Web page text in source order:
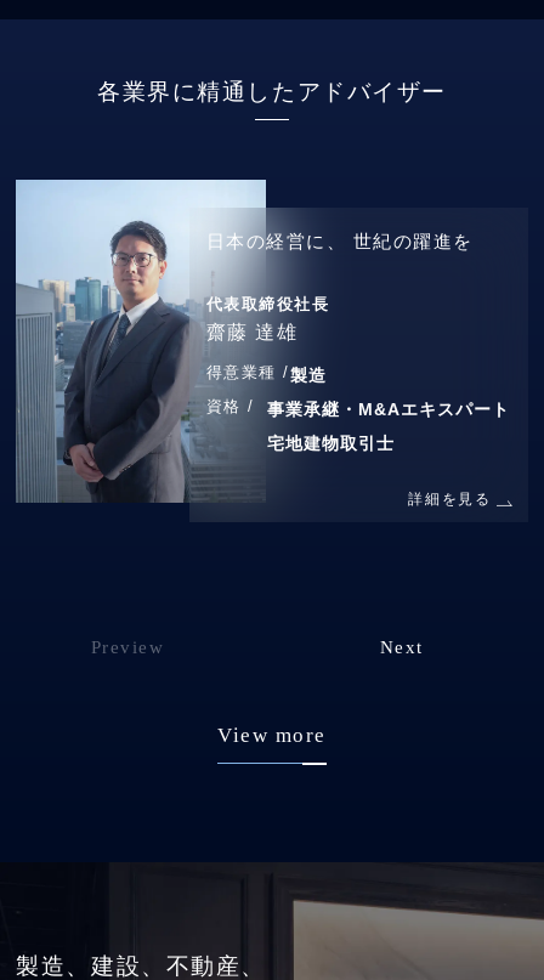
各業界に精通したアドバイザー
日本の経営に、 世紀の躍進を
代表取締役社長
齋藤 達雄
得意業種 /製造
資格 /
事業承継・M&Aエキスパート
宅地建物取引士
詳細を見る
Preview Next
View more
製造、建設、不動産、